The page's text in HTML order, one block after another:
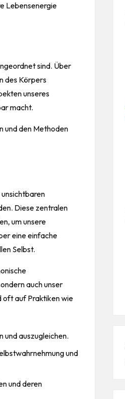
Lebensenergie
sind. Über
des Körpers
unseres
macht.
und den Methoden
Diese zentralen
um unsere
eine einfache
Selbst.
auch unser
oft auf Praktiken wie
und auszugleichen.
und
und deren